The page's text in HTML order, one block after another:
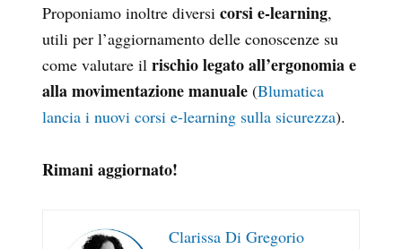
Proponiamo inoltre diversi corsi e-learning,
utili per l’aggiornamento delle conoscenze su
come valutare il rischio legato all’ergonomia e
alla movimentazione manuale (Blumatica
lancia i nuovi corsi e-learning sulla sicurezza).
Rimani aggiornato!
Clarissa Di Gregorio